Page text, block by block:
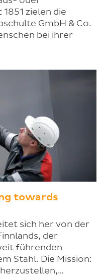
zielen die
GmbH & Co.
bei ihrer
towards
sich her von der
der
führenden
Stahl. Die Mission: